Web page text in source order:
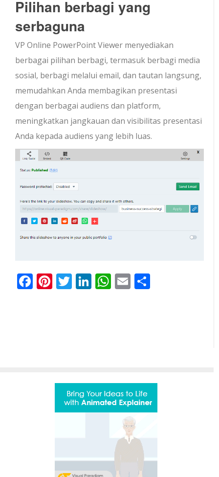
Pilihan berbagi yang
serbaguna
VP Online PowerPoint Viewer menyediakan
berbagai pilihan berbagi, termasuk berbagi media
sosial, berbagi melalui email, dan tautan langsung,
memudahkan Anda membagikan presentasi
dengan berbagai audiens dan platform,
meningkatkan jangkauan dan visibilitas presentasi
Anda kepada audiens yang lebih luas.
Facebook
Pinterest
Twitter
LinkedIn
WhatsApp
Email